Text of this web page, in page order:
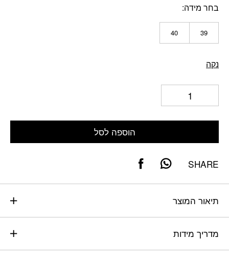
בחר מידה
39
40
נקה
הוספה לסל
SHARE
תיאור המוצר
מדריך מידות